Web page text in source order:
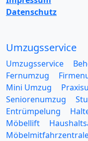
Datenschutz
Umzugsservice
Umzugsservice
Fernumzug
Mini Umzug
Seniorenumzug
Entrümpelung
Möbellift